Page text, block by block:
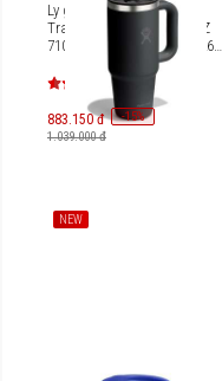
Ly giữ nhiệt Hydro Flask
Travel Tumbler Mug 24 OZ
710ml (Spring Season 2026)
883.150 đ -15%
1.039.000 đ
NEW